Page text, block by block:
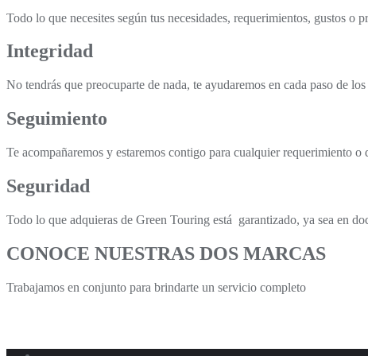
Todo lo que necesites según tus necesidades, requerimientos, gustos o
Integridad
No tendrás que preocuparte de nada, te ayudaremos en cada paso de
Seguimiento
Te acompañaremos y estaremos contigo para cualquier requerimiento o
Seguridad
Todo lo que adquieras de Green Touring está garantizado, ya sea en
CONOCE NUESTRAS DOS MARCAS
Trabajamos en conjunto para brindarte un servicio completo